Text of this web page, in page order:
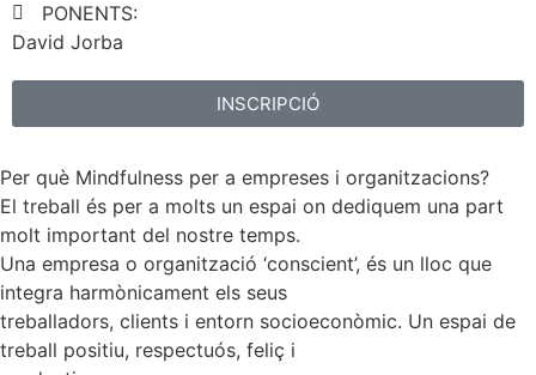
Per què Mindfulness per a empreses i organitzacions?
El treball és per a molts un espai on dediquem una part
molt important del nostre temps.
Una empresa o organització ‘conscient’, és un lloc que
integra harmònicament els seus
treballadors, clients i entorn socioeconòmic. Un espai de
treball positiu, respectuós, feliç i
PONENTS:
David Jorba
INSCRIPCIÓ